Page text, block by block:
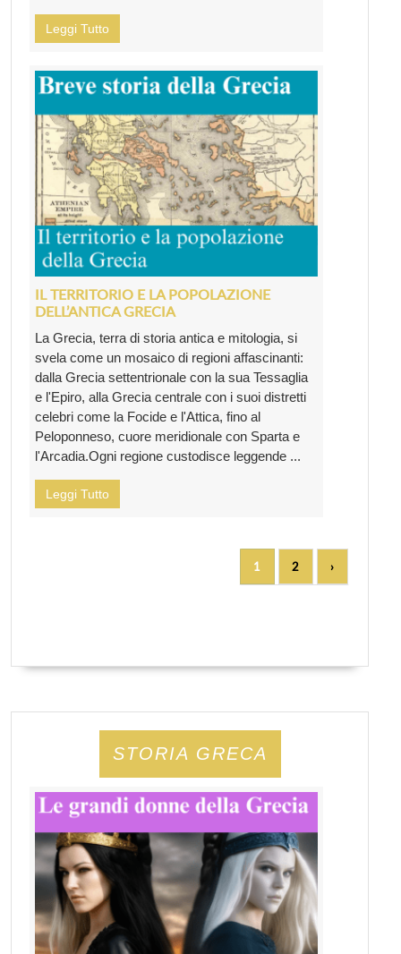
Leggi Tutto
IL TERRITORIO E LA POPOLAZIONE
DELL’ANTICA GRECIA
La Grecia, terra di storia antica e mitologia, si
svela come un mosaico di regioni affascinanti:
dalla Grecia settentrionale con la sua Tessaglia
e l'Epiro, alla Grecia centrale con i suoi distretti
celebri come la Focide e l'Attica, fino al
Peloponneso, cuore meridionale con Sparta e
l'Arcadia.Ogni regione custodisce leggende ...
Leggi Tutto
1 2 ›
STORIA GRECA